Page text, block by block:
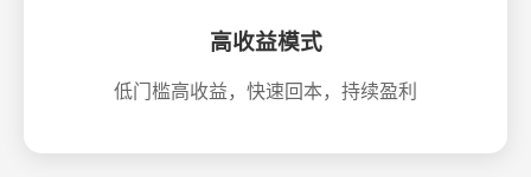
高收益模式
低门槛高收益，快速回本，持续盈利